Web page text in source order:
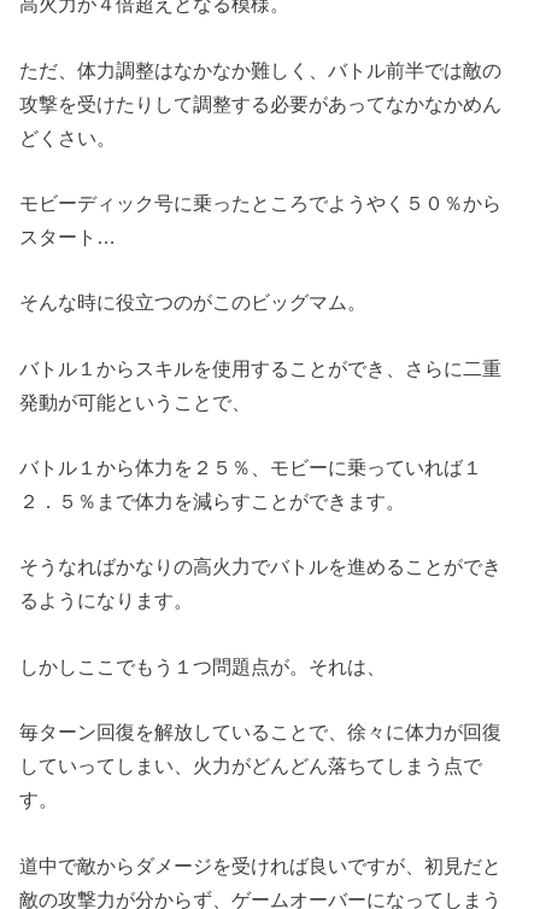
ただ、体力調整はなかなか難しく、バトル前半では敵の
攻撃を受けたりして調整する必要があってなかなかめん
どくさい。
モビーディック号に乗ったところでようやく５０％から
スタート…
そんな時に役立つのがこのビッグマム。
バトル１からスキルを使用することができ、さらに二重
発動が可能ということで、
バトル１から体力を２５％、モビーに乗っていれば１
２．５％まで体力を減らすことができます。
そうなればかなりの高火力でバトルを進めることができ
るようになります。
しかしここでもう１つ問題点が。それは、
毎ターン回復を解放していることで、徐々に体力が回復
していってしまい、火力がどんどん落ちてしまう点で
す。
道中で敵からダメージを受ければ良いですが、初見だと
敵の攻撃力が分からず、ゲームオーバーになってしまう